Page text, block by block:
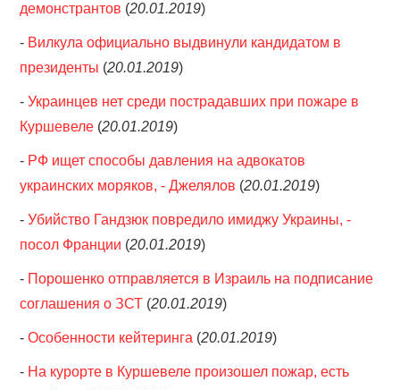
демонстрантов (20.01.2019)
- Вилкула официально выдвинули кандидатом в
президенты (20.01.2019)
-Украинцев нет среди пострадавших при пожаре в
Куршевеле (20.01.2019)
- РФ ищет способы давления на адвокатов
украинских моряков, - Джелялов (20.01.2019)
-Убийство Гандзюк повредило имиджу Украины, -
посол Франции (20.01.2019)
- Порошенко отправляется в Израиль на подписание
соглашения о ЗСТ (20.01.2019)
-Особенности кейтеринга (20.01.2019)
- На курорте в Куршевеле произошел пожар, есть